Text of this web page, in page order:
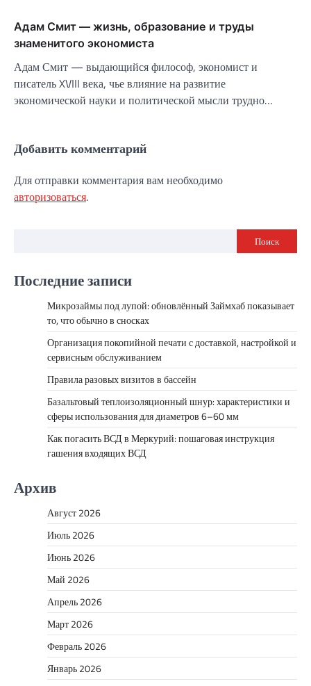
Адам Смит — жизнь, образование и труды
знаменитого экономиста
Адам Смит — выдающийся философ, экономист и
писатель XVIII века, чье влияние на развитие
экономической науки и политической мысли трудно…
Добавить комментарий
Для отправки комментария вам необходимо
авторизоваться.
Поиск
Последние записи
Микрозаймы под лупой: обновлённый Займхаб показывает
то, что обычно в сносках
Организация покопийной печати с доставкой, настройкой и
сервисным обслуживанием
Правила разовых визитов в бассейн
Базальтовый теплоизоляционный шнур: характеристики и
сферы использования для диаметров 6–60 мм
Как погасить ВСД в Меркурий: пошаговая инструкция
гашения входящих ВСД
Архив
Август 2026
Июль 2026
Июнь 2026
Май 2026
Апрель 2026
Март 2026
Февраль 2026
Январь 2026